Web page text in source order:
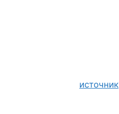
источник